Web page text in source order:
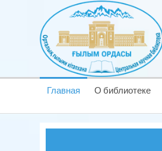
Главная О библиотеке